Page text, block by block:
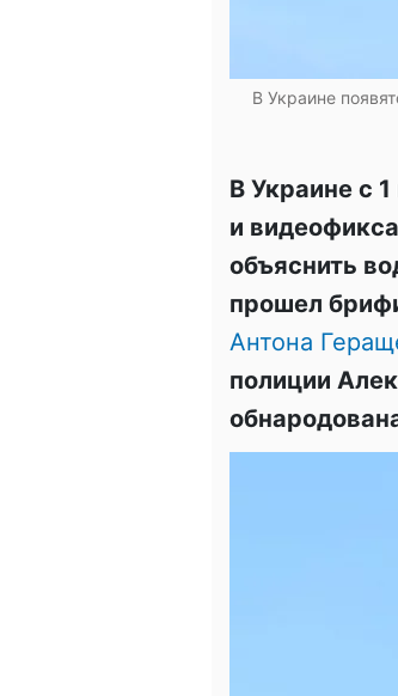
В Украине
В Украине с
и
объяснить
прошел
Антона
полиции